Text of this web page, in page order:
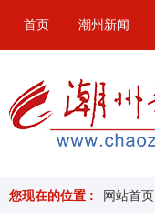
首页 潮州新闻
您现在的位置 : 网站首页